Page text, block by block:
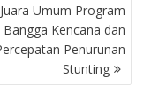
Umum Program
Bangga Kencana dan
Penurunan
Stunting